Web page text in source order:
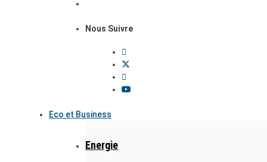
Nous Suivre
Eco et Business
Energie